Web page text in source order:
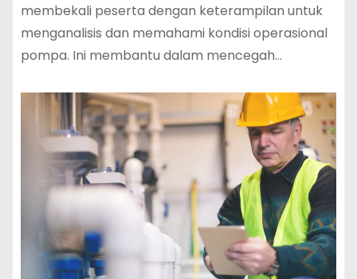
membekali peserta dengan keterampilan untuk
menganalisis dan memahami kondisi operasional
pompa. Ini membantu dalam mencegah…